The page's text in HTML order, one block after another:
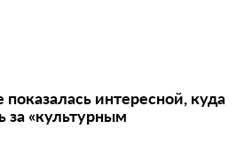
интересной, куда
за «культурным